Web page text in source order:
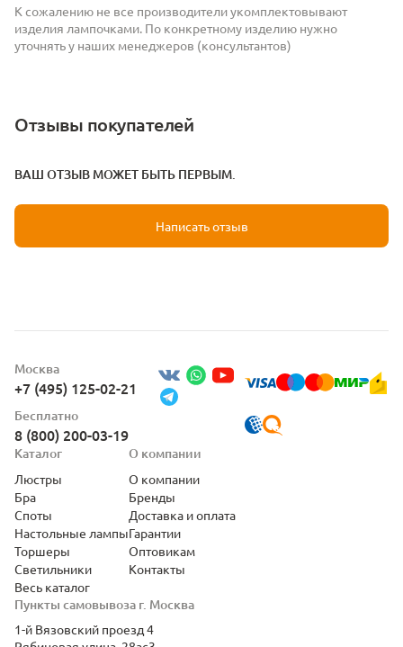
К сожалению не все производители укомплектовывают
изделия лампочками. По конкретному изделию нужно
уточнять у наших менеджеров (консультантов)
Отзывы покупателей
ВАШ ОТЗЫВ МОЖЕТ БЫТЬ ПЕРВЫМ.
Написать отзыв
Москва
+7 (495) 125-02-21
Бесплатно
8 (800) 200-03-19
Пункты самовывоза г. Москва
1-й Вязовский проезд 4
Каталог
Люстры
Бра
Споты
Настольные лампы
Торшеры
Светильники
Весь каталог
О компании
О компании
Бренды
Доставка и оплата
Гарантии
Оптовикам
Контакты